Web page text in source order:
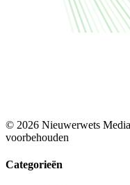
© 2026 Nieuwerwets
voorbehouden
Categorieën